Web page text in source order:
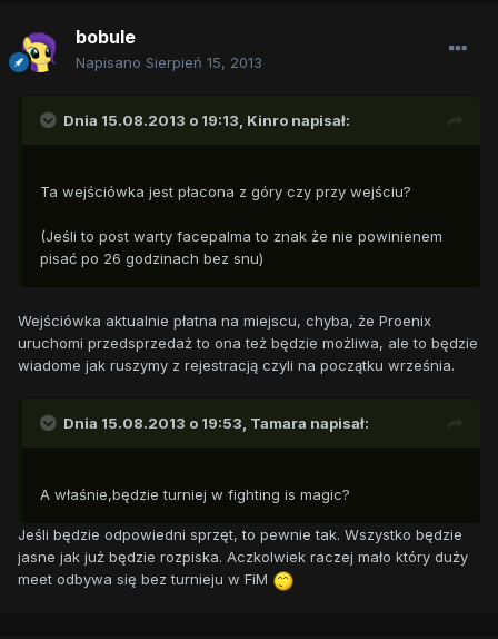
bobule
Napisano Sierpień 15, 2013
Dnia 15.08.2013 o 19:13, Kinro napisał:
Ta wejściówka jest płacona z góry czy przy wejściu?
(Jeśli to post warty facepalma to znak że nie powinienem
pisać po 26 godzinach bez snu)
Wejściówka aktualnie płatna na miejscu, chyba, że Proenix
uruchomi przedsprzedaż to ona też będzie możliwa, ale to będzie
wiadome jak ruszymy z rejestracją czyli na początku września.
Dnia 15.08.2013 o 19:53, Tamara napisał:
A właśnie,będzie turniej w fighting is magic?
Jeśli będzie odpowiedni sprzęt, to pewnie tak. Wszystko będzie
jasne jak już będzie rozpiska. Aczkolwiek raczej mało który duży
meet odbywa się bez turnieju w FiM